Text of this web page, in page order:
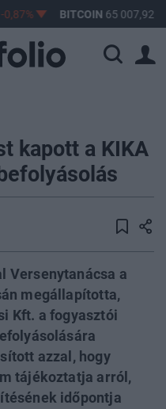
-0,87% BITCOIN 65 007,92
kapott a KIKA
Versenytanácsa a
megállapította,
Kft. a fogyasztói
azzal, hogy
tájékoztatja arról,
időpontja